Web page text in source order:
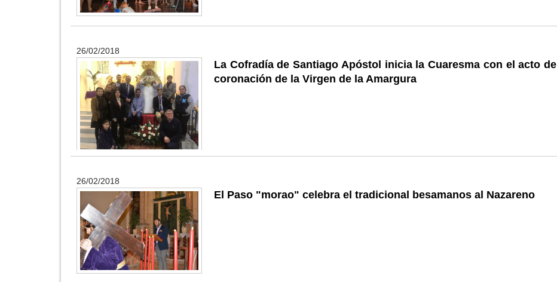
26/02/2018
La Cofradía de Santiago Apóstol inicia la Cuaresma con el acto de
coronación de la Virgen de la Amargura
26/02/2018
El Paso "morao" celebra el tradicional besamanos al Nazareno